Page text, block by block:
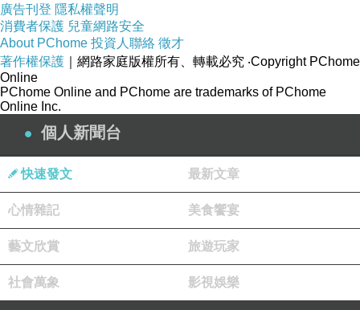
廣告刊登 隱私權聲明
消費者保護 兒童網路安全
About PChome 投資人聯絡 徵才
著作權保護 ｜網路家庭版權所有、轉載必究 ‧Copyright PChome
Online
PChome Online and PChome are trademarks of PChome
Online Inc.
個人新聞台
快速發文 最新文章
心情雜記 美食饗宴
藝文欣賞 旅遊玩家
社會萬象 影視娛樂